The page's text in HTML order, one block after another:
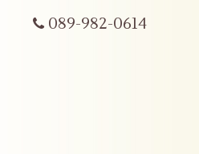
089-982-0614